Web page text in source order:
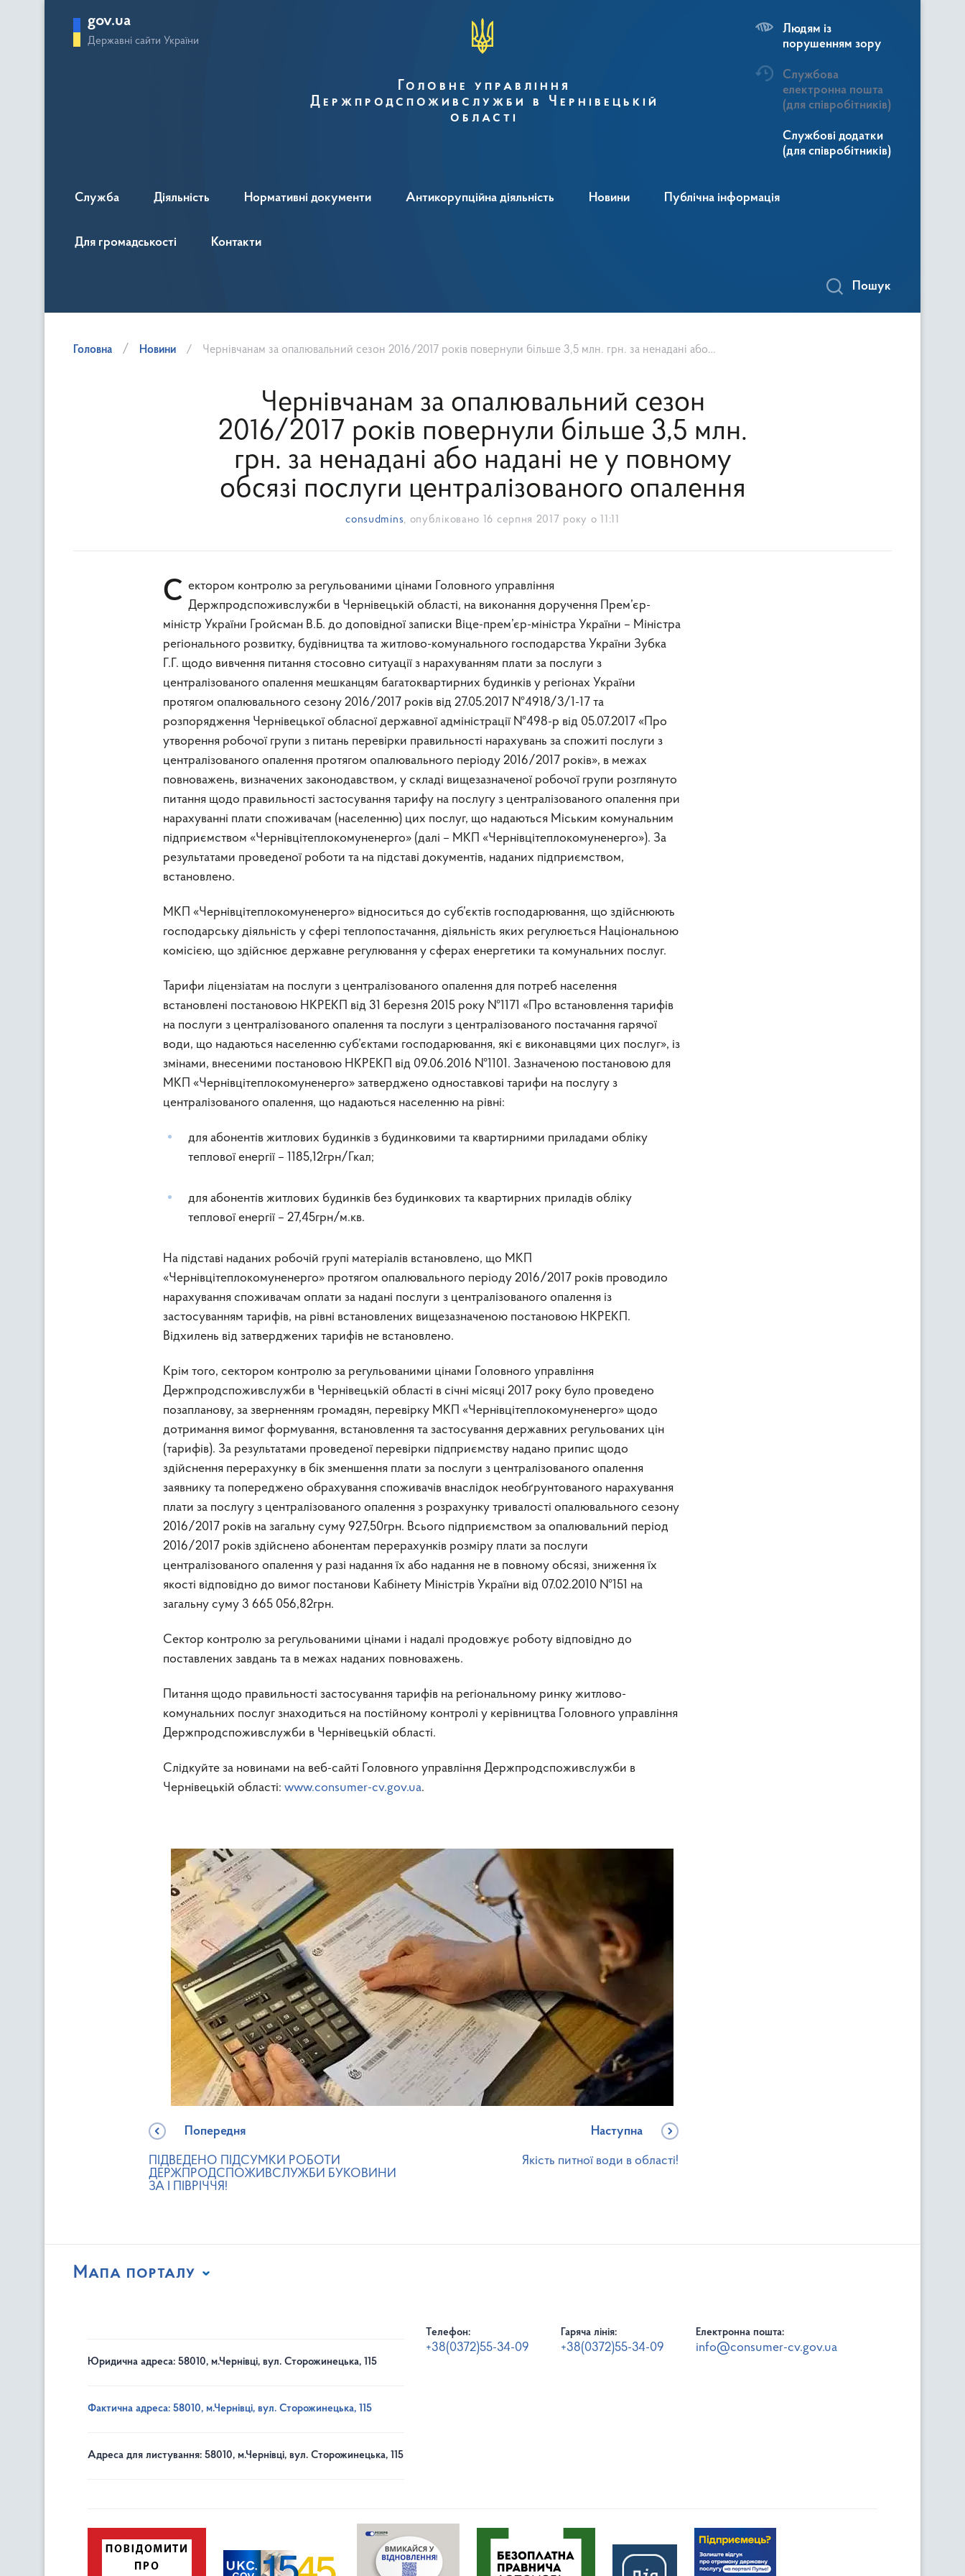
gov.ua
Державні сайти України
Головне управління
Держпродспоживслужби в Чернівецькій
області
Людям із
порушенням зору
Службова
електронна пошта
(для співробітників)
Службові додатки
(для співробітників)
Служба Діяльність Нормативні документи Антикорупційна діяльність Новини Публічна інформація
Для громадськості Контакти
Пошук
Головна Новини Чернівчанам за опалювальний сезон 2016/2017 років повернули більше 3,5 млн. грн. за ненадані або надані не у повному обсязі послуги централізованого опалення
Чернівчанам за опалювальний сезон
2016/2017 років повернули більше 3,5 млн.
грн. за ненадані або надані не у повному
обсязі послуги централізованого опалення
consudmins, опубліковано 16 серпня 2017 року о 11:11
Сектором контролю за регульованими цінами Головного управління Держпродспоживслужби в Чернівецькій області, на виконання доручення Прем’єр-
міністр України Гройсман В.Б. до доповідної записки Віце-прем’єр-міністра України – Міністра
регіонального розвитку, будівництва та житлово-комунального господарства України Зубка
Г.Г. щодо вивчення питання стосовно ситуації з нарахуванням плати за послуги з
централізованого опалення мешканцям багатоквартирних будинків у регіонах України
протягом опалювального сезону 2016/2017 років від 27.05.2017 №4918/3/1-17 та
розпорядження Чернівецької обласної державної адміністрації №498-р від 05.07.2017 «Про
утворення робочої групи з питань перевірки правильності нарахувань за спожиті послуги з
централізованого опалення протягом опалювального періоду 2016/2017 років», в межах
повноважень, визначених законодавством, у складі вищезазначеної робочої групи розглянуто
питання щодо правильності застосування тарифу на послугу з централізованого опалення при
нарахуванні плати споживачам (населенню) цих послуг, що надаються Міським комунальним
підприємством «Чернівцітеплокомуненерго» (далі – МКП «Чернівцітеплокомуненерго»). За
результатами проведеної роботи та на підставі документів, наданих підприємством,
встановлено.
МКП «Чернівцітеплокомуненерго» відноситься до суб’єктів господарювання, що здійснюють
господарську діяльність у сфері теплопостачання, діяльність яких регулюється Національною
комісією, що здійснює державне регулювання у сферах енергетики та комунальних послуг.
Тарифи ліцензіатам на послуги з централізованого опалення для потреб населення
встановлені постановою НКРЕКП від 31 березня 2015 року №1171 «Про встановлення тарифів
на послуги з централізованого опалення та послуги з централізованого постачання гарячої
води, що надаються населенню суб’єктами господарювання, які є виконавцями цих послуг», із
змінами, внесеними постановою НКРЕКП від 09.06.2016 №1101. Зазначеною постановою для
МКП «Чернівцітеплокомуненерго» затверджено одноставкові тарифи на послугу з
централізованого опалення, що надаються населенню на рівні:
для абонентів житлових будинків з будинковими та квартирними приладами обліку
теплової енергії – 1185,12грн/Гкал;
для абонентів житлових будинків без будинкових та квартирних приладів обліку
теплової енергії – 27,45грн/м.кв.
На підставі наданих робочій групі матеріалів встановлено, що МКП
«Чернівцітеплокомуненерго» протягом опалювального періоду 2016/2017 років проводило
нарахування споживачам оплати за надані послуги з централізованого опалення із
застосуванням тарифів, на рівні встановлених вищезазначеною постановою НКРЕКП.
Відхилень від затверджених тарифів не встановлено.
Крім того, сектором контролю за регульованими цінами Головного управління
Держпродспоживслужби в Чернівецькій області в січні місяці 2017 року було проведено
позапланову, за зверненням громадян, перевірку МКП «Чернівцітеплокомуненерго» щодо
дотримання вимог формування, встановлення та застосування державних регульованих цін
(тарифів). За результатами проведеної перевірки підприємству надано припис щодо
здійснення перерахунку в бік зменшення плати за послуги з централізованого опалення
заявнику та попереджено обрахування споживачів внаслідок необґрунтованого нарахування
плати за послугу з централізованого опалення з розрахунку тривалості опалювального сезону
2016/2017 років на загальну суму 927,50грн. Всього підприємством за опалювальний період
2016/2017 років здійснено абонентам перерахунків розміру плати за послуги
централізованого опалення у разі надання їх або надання не в повному обсязі, зниження їх
якості відповідно до вимог постанови Кабінету Міністрів України від 07.02.2010 №151 на
загальну суму 3 665 056,82грн.
Сектор контролю за регульованими цінами і надалі продовжує роботу відповідно до
поставлених завдань та в межах наданих повноважень.
Питання щодо правильності застосування тарифів на регіональному ринку житлово-
комунальних послуг знаходиться на постійному контролі у керівництва Головного управління
Держпродспоживслужби в Чернівецькій області.
Слідкуйте за новинами на веб-сайті Головного управління Держпродспоживслужби в
Чернівецькій області: www.consumer-cv.gov.ua.
Попередня
ПІДВЕДЕНО ПІДСУМКИ РОБОТИ
ДЕРЖПРОДСПОЖИВСЛУЖБИ БУКОВИНИ
ЗА І ПІВРІЧЧЯ!
Наступна
Якість питної води в області!
Мапа порталу
Юридична адреса: 58010, м.Чернівці, вул. Сторожинецька, 115
Фактична адреса: 58010, м.Чернівці, вул. Сторожинецька, 115
Адреса для листування: 58010, м.Чернівці, вул. Сторожинецька, 115
Телефон:
+38(0372)55-34-09
Гаряча лінія:
+38(0372)55-34-09
Електронна пошта:
info@consumer-cv.gov.ua